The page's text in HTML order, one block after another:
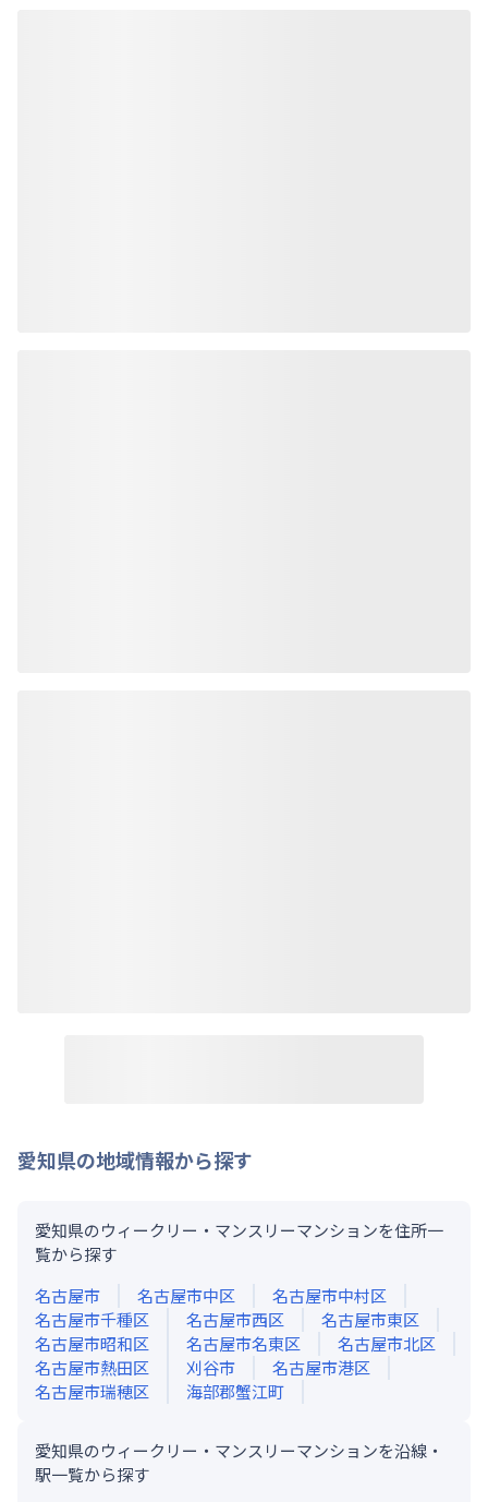
愛知県の地域情報から探す
愛知県のウィークリー・マンスリーマンションを住所一
覧から探す
名古屋市
名古屋市中区
名古屋市中村区
名古屋市千種区
名古屋市西区
名古屋市東区
名古屋市昭和区
名古屋市名東区
名古屋市北区
名古屋市熱田区
刈谷市
名古屋市港区
名古屋市瑞穂区
海部郡蟹江町
愛知県のウィークリー・マンスリーマンションを沿線・
駅一覧から探す